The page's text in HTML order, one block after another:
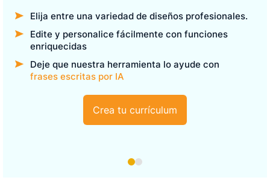
Elija entre una variedad de diseños profesionales.
Edite y personalice fácilmente con funciones
enriquecidas
Deje que nuestra herramienta lo ayude con
frases escritas por IA
Crea tu currículum